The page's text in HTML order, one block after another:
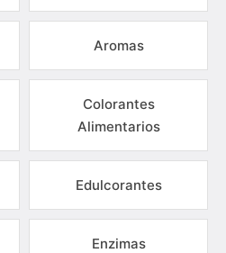
Aromas
Colorantes
Alimentarios
Edulcorantes
Enzimas